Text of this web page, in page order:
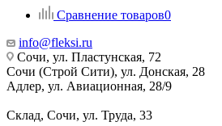
Сравнение товаров0
info@fleksi.ru
Сочи, ул. Пластунская, 72
Сочи (Строй Сити), ул. Донская, 28
Адлер, ул. Авиационная, 28/9
Склад, Сочи, ул. Труда, 33